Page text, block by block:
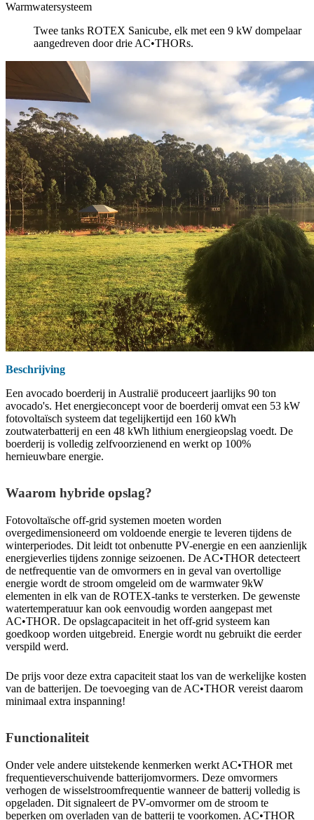
Warmwatersysteem
Twee tanks ROTEX Sanicube, elk met een 9 kW dompelaar
aangedreven door drie AC•THORs.
Beschrijving
Een avocado boerderij in Australië produceert jaarlijks 90 ton
avocado's. Het energieconcept voor de boerderij omvat een 53 kW
fotovoltaïsch systeem dat tegelijkertijd een 160 kWh
zoutwaterbatterij en een 48 kWh lithium energieopslag voedt. De
boerderij is volledig zelfvoorzienend en werkt op 100%
hernieuwbare energie.
Waarom hybride opslag?
Fotovoltaïsche off-grid systemen moeten worden
overgedimensioneerd om voldoende energie te leveren tijdens de
winterperiodes. Dit leidt tot onbenutte PV-energie en een aanzienlijk
energieverlies tijdens zonnige seizoenen. De AC•THOR detecteert
de netfrequentie van de omvormers en in geval van overtollige
energie wordt de stroom omgeleid om de warmwater 9kW
elementen in elk van de ROTEX-tanks te versterken. De gewenste
watertemperatuur kan ook eenvoudig worden aangepast met
AC•THOR. De opslagcapaciteit in het off-grid systeem kan
goedkoop worden uitgebreid. Energie wordt nu gebruikt die eerder
verspild werd.
De prijs voor deze extra capaciteit staat los van de werkelijke kosten
van de batterijen. De toevoeging van de AC•THOR vereist daarom
minimaal extra inspanning!
Functionaliteit
Onder vele andere uitstekende kenmerken werkt AC•THOR met
frequentieverschuivende batterijomvormers. Deze omvormers
verhogen de wisselstroomfrequentie wanneer de batterij volledig is
opgeladen. Dit signaleert de PV-omvormer om de stroom te
beperken om overladen van de batterij te voorkomen. AC•THOR